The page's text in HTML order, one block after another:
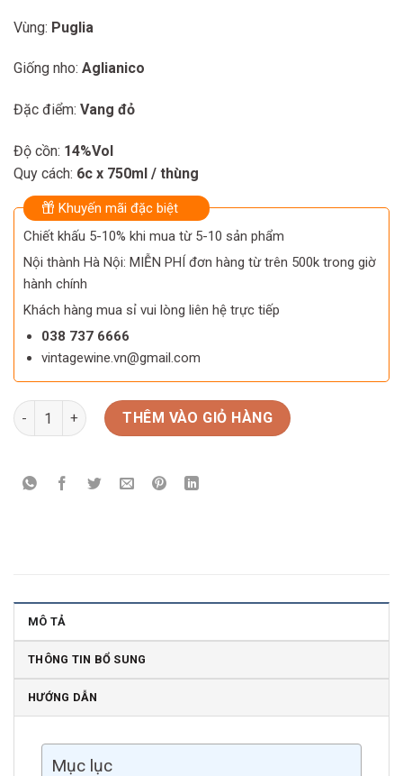
Vùng: Puglia
Giống nho: Aglianico
Đặc điểm: Vang đỏ
Độ cồn: 14%Vol
Quy cách: 6c x 750ml / thùng
Khuyến mãi đặc biệt
Chiết khấu 5-10% khi mua từ 5-10 sản phẩm
Nội thành Hà Nội: MIỄN PHÍ đơn hàng từ trên 500k trong giờ
hành chính
Khách hàng mua sỉ vui lòng liên hệ trực tiếp
038 737 6666
vintagewine.vn@gmail.com
Rượu vang Ý Gran Tiati Gold Vintage số lượng
THÊM VÀO GIỎ HÀNG
MÔ TẢ
THÔNG TIN BỔ SUNG
HƯỚNG DẪN
Mục lục